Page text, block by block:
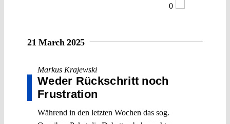
0
21 March 2025
Markus Krajewski
Weder Rückschritt noch
Frustration
Während in den letzten Wochen das sog.